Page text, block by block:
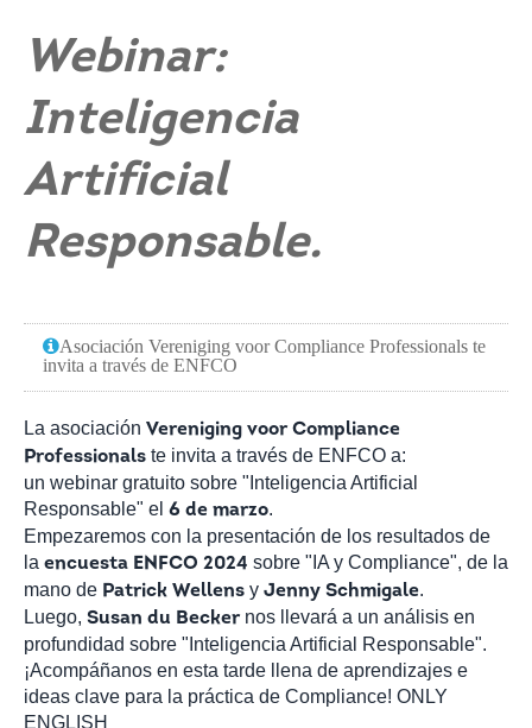
Webinar:
Inteligencia
Artificial
Responsable.
Asociación Vereniging voor Compliance Professionals te
invita a través de ENFCO
La asociación Vereniging voor Compliance
Professionals te invita a través de ENFCO a:
un webinar gratuito sobre "Inteligencia Artificial
Responsable" el 6 de marzo.
Empezaremos con la presentación de los resultados de
la encuesta ENFCO 2024 sobre "IA y Compliance", de la
mano de Patrick Wellens y Jenny Schmigale.
Luego, Susan du Beckernos llevará a un análisis en
profundidad sobre "Inteligencia Artificial Responsable".
¡Acompáñanos en esta tarde llena de aprendizajes e
ideas clave para la práctica de Compliance! ONLY
ENGLISH